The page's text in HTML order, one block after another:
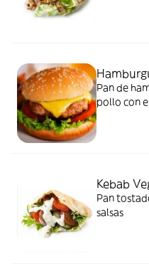
Pan de
pollo con
Kebab
Pan
salsas